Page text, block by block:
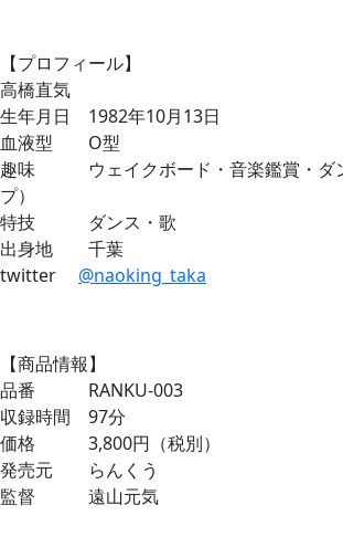
【プロフィール】
高橋直気
生年月日 1982年10月13日
血液型 O型
趣味 ウェイクボード・音楽鑑賞・ダ
プ）
特技 ダンス・歌
出身地 千葉
twitter @naoking_taka
【商品情報】
品番 RANKU-003
収録時間 97分
価格 3,800円（税別）
発売元 らんくう
監督 遠山元気